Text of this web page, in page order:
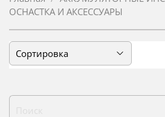
ОСНАСТКА И АКСЕССУАРЫ